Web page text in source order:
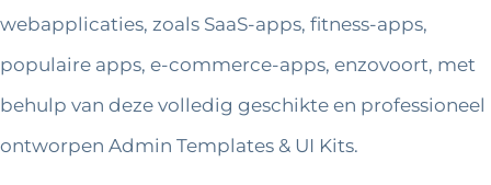
webapplicaties, zoals SaaS-apps, fitness-apps,
populaire apps, e-commerce-apps, enzovoort, met
behulp van deze volledig geschikte en professioneel
ontworpen Admin Templates & UI Kits.